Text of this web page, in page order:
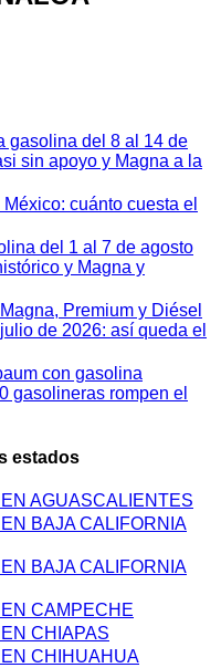
gasolina del 8 al 14 de
sin apoyo y Magna a la
cuánto cuesta el
del 1 al 7 de agosto
y Magna y
Premium y Diésel
de 2026: así queda el
con gasolina
gasolineras rompen el
estados
AGUASCALIENTES
BAJA CALIFORNIA
BAJA CALIFORNIA
CAMPECHE
CHIAPAS
CHIHUAHUA